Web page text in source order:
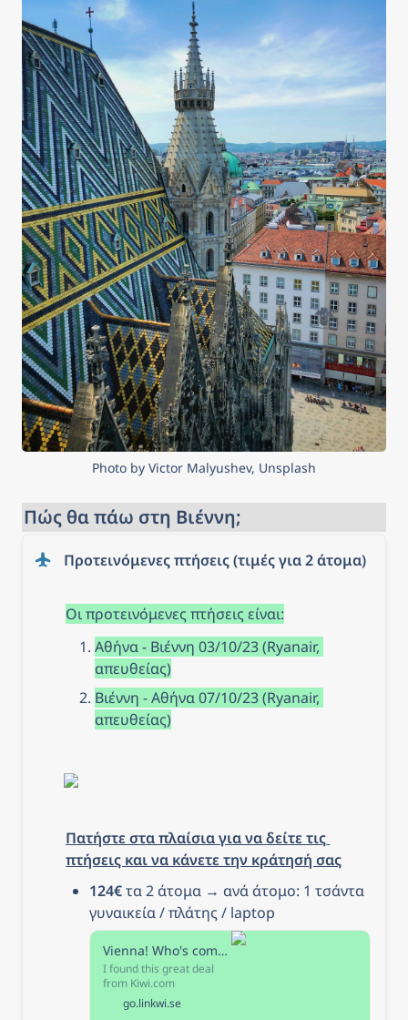
Photo by Victor Malyushev, Unsplash
Πώς θα πάω στη Βιέννη;
Προτεινόμενες πτήσεις (τιμές για 2 άτομα)
Οι προτεινόμενες πτήσεις είναι:
Αθήνα - Βιέννη 03/10/23 (Ryanair,
απευθείας)
Βιέννη - Αθήνα 07/10/23 (Ryanair,
απευθείας)
Πατήστε στα πλαίσια για να δείτε τις
πτήσεις και να κάνετε την κράτησή σας
124€ τα 2 άτομα → ανά άτομο: 1 τσάντα
γυναικεία / πλάτης / laptop
Vienna! Who's coming with me?
I found this great deal
from Kiwi.com
go.linkwi.se